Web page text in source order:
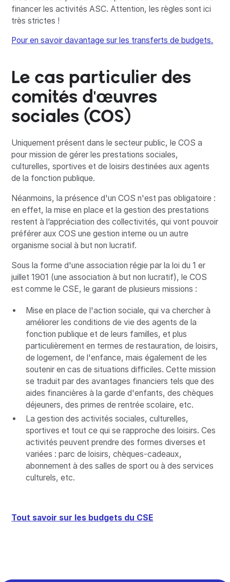
financer les activités ASC. Attention, les règles sont ici
très strictes !
Pour en savoir davantage sur les transferts de budgets.
Le cas particulier des
comités d'œuvres
sociales (COS)
Uniquement présent dans le secteur public, le COS a
pour mission de gérer les prestations sociales,
culturelles, sportives et de loisirs destinées aux agents
de la fonction publique.
Néanmoins, la présence d'un COS n'est pas obligatoire :
en effet, la mise en place et la gestion des prestations
restent à l’appréciation des collectivités, qui vont pouvoir
préférer aux COS une gestion interne ou un autre
organisme social à but non lucratif.
Sous la forme d'une association régie par la loi du 1 er
juillet 1901 (une association à but non lucratif), le COS
est comme le CSE, le garant de plusieurs missions :
Mise en place de l'action sociale, qui va chercher à
améliorer les conditions de vie des agents de la
fonction publique et de leurs familles, et plus
particulièrement en termes de restauration, de loisirs,
de logement, de l'enfance, mais également de les
soutenir en cas de situations difficiles. Cette mission
se traduit par des avantages financiers tels que des
aides financières à la garde d'enfants, des chèques
déjeuners, des primes de rentrée scolaire, etc.
La gestion des activités sociales, culturelles,
sportives et tout ce qui se rapproche des loisirs. Ces
activités peuvent prendre des formes diverses et
variées : parc de loisirs, chèques-cadeaux,
abonnement à des salles de sport ou à des services
culturels, etc.
Tout savoir sur les budgets du CSE